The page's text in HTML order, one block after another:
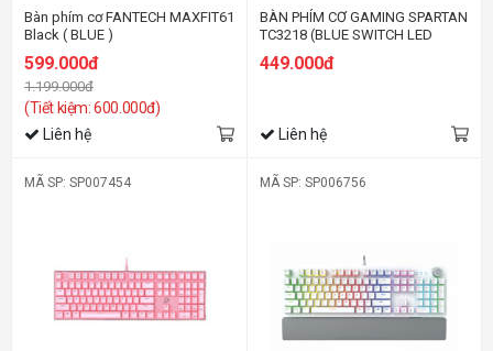
Bàn phím cơ FANTECH MAXFIT61
Black ( BLUE )
599.000đ
1.199.000đ
(Tiết kiệm: 600.000đ)
Liên hệ
BÀN PHÍM CƠ GAMING SPARTAN
TC3218 (BLUE SWITCH LED
RAINBOW) WHITE
449.000đ
Liên hệ
MÃ SP: SP007454 MÃ SP: SP006756